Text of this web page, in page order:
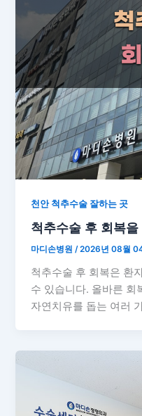
천안 척추수술 잘하는 곳
척추수술 후 회복을
마디손병원/2026년 08월
척추수술 후 회복은 환
수 있습니다. 올바른 회
자연치유를 돕는 여러